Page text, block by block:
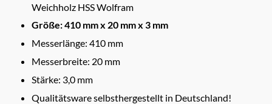
Weichholz HSS Wolfram
Größe: 410 mm x 20 mm x 3 mm
Messerlänge: 410 mm
Messerbreite: 20 mm
Stärke: 3,0 mm
Qualitätsware selbsthergestellt in Deutschland!